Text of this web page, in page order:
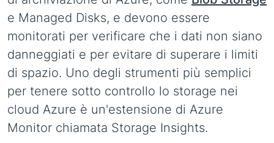
e Managed Disks, e devono essere
monitorati per verificare che i dati non siano
danneggiati e per evitare di superare i limiti
di spazio. Uno degli strumenti più semplici
per tenere sotto controllo lo storage nei
cloud Azure è un'estensione di Azure
Monitor chiamata Storage Insights.